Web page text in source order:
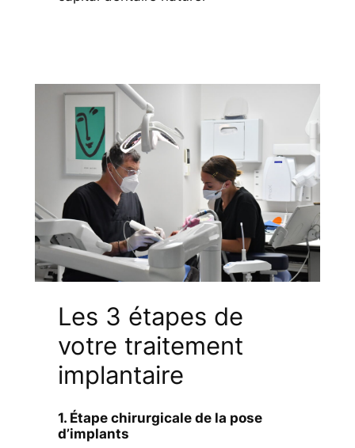
Les 3 étapes de
votre traitement
implantaire
1. Étape chirurgicale de la pose
d’implants